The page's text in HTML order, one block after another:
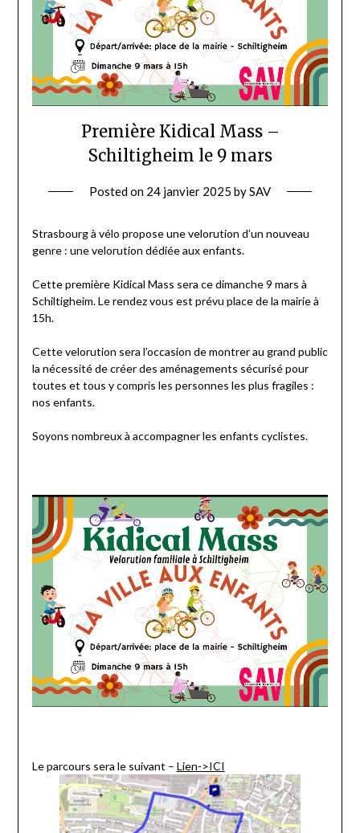
Première Kidical Mass –
Schiltigheim le 9 mars
Posted on 24 janvier 2025 bySAV
Strasbourg à vélo propose une velorution d’un nouveau
genre : une velorution dédiée aux enfants.
Cette première Kidical Mass sera ce dimanche 9 mars à
Schiltigheim. Le rendez vous est prévu place de la mairie à
15h.
Cette velorution sera l’occasion de montrer au grand public
la nécessité de créer des aménagements sécurisé pour
toutes et tous y compris les personnes les plus fragiles :
nos enfants.
Soyons nombreux à accompagner les enfants cyclistes.
Le parcours sera le suivant – Lien->ICI